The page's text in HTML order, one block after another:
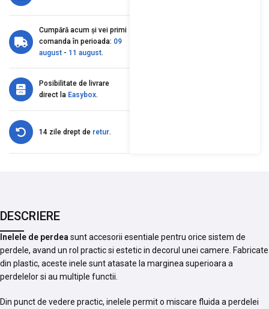
Cumpără acum și vei primi
comanda în perioada: 09
august - 11 august.
Posibilitate de livrare
direct la Easybox.
14 zile drept de retur.
DESCRIERE
Inelele de perdeasunt accesorii esentiale pentru orice sistem de
perdele, avand un rol practic si estetic in decorul unei camere. Fabricate
din plastic, aceste inele sunt atasate la marginea superioara a
perdelelor si au multiple functii.
Din punct de vedere practic, inelele permit o miscare fluida a perdelei